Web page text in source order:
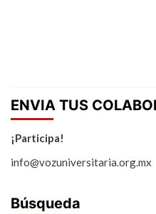
ENVIA TUS
¡Participa!
info@vozuniversitaria.org.mx
Búsqueda